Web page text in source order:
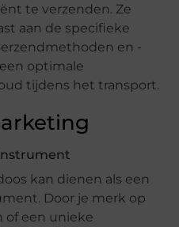
te verzenden. Ze
aan de specifieke
en -
optimale
tijdens het transport.
kan dienen als een
Door je merk op
of een unieke